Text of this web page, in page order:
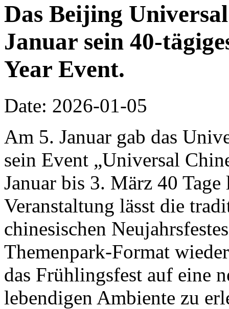
Das Beijing
Januar sein 40-
Year Event.
Date: 2026-01-05
Am 5. Januar gab das
sein Event „Universal
Januar bis 3. März 40
Veranstaltung lässt die
chinesischen
Themenpark-Format
das Frühlingsfest auf eine
lebendigen Ambiente zu